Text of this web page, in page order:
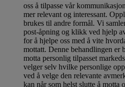
oss å tilpasse vår
mer relevant og interessant.
brukes til andre formål. Vi
post-åpning og klikk ved hjelp
for å hjelpe oss med å vite
mottatt. Denne behandlingen er
motta personlig tilpasset
velger selv hvilke personlige
ved å velge den relevante
kan når som helst slutte å motta